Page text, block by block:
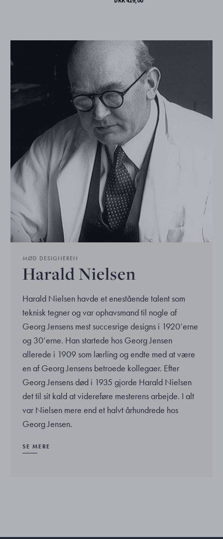
MØD DESIGNEREN
Harald Nielsen
Harald Nielsen havde et enestående talent som
teknisk tegner og var ophavsmand til nogle af
Georg Jensens mest succesrige designs i 1920’erne
og 30’erne. Han startede hos Georg Jensen
allerede i 1909 som lærling og endte med at være
en af Georg Jensens betroede kollegaer. Efter
Georg Jensens død i 1935 gjorde Harald Nielsen
det til sit kald at videreføre mesterens arbejde. I alt
var Nielsen mere end et halvt århundrede hos
Georg Jensen.
SE MERE